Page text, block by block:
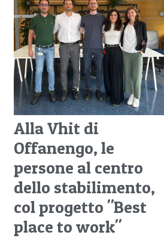
Alla Vhit di
Offanengo, le
persone al centro
dello stabilimento,
col progetto "Best
place to work"